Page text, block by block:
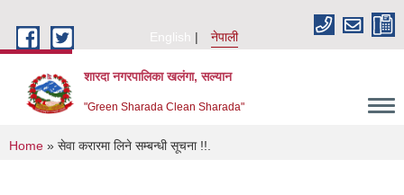
English
नेपाली
शारदा नगरपालिका खलंगा, सल्यान
"Green Sharada Clean Sharada"
You are here
Home » सेवा करारमा लिने सम्बन्धी सूचना !!.